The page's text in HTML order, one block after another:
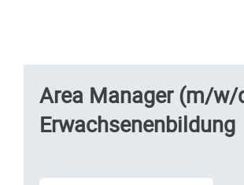
Area Manager (m/w/
Erwachsenenbildung